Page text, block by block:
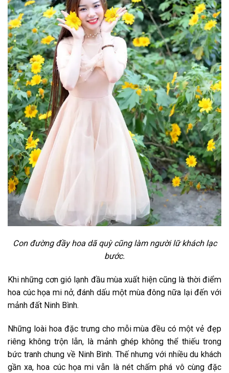
Con đường đầy hoa dã quỳ cũng làm người lữ khách lạc
bước.
Khi những cơn gió lạnh đầu mùa xuất hiện cũng là thời điểm
hoa cúc họa mi nở, đánh dấu một mùa đông nữa lại đến với
mảnh đất Ninh Bình.
Những loài hoa đặc trưng cho mỗi mùa đều có một vẻ đẹp
riêng không trộn lẫn, là mảnh ghép không thể thiếu trong
bức tranh chung về Ninh Bình. Thế nhưng với nhiều du khách
gần xa, hoa cúc họa mi vẫn là nét chấm phá vô cùng đặc